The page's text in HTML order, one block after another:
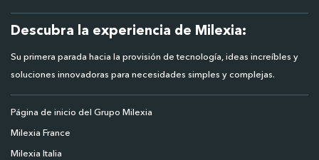
Descubra la experiencia de Milexia:
Su primera parada hacia la provisión de tecnología, ideas increíbles y
soluciones innovadoras para necesidades simples y complejas.
Página de inicio del Grupo Milexia
Milexia France
Milexia Italia